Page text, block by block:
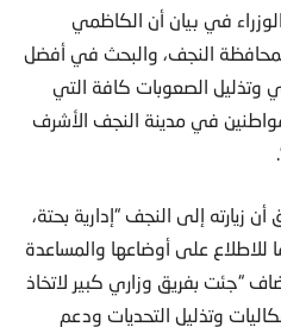
في بيان أن الكاظمي
لمحافظة النجف، والبحث في أفضل
وتذليل الصعوبات كافة التي
في مدينة النجف الأشرف
إلى النجف “إدارية بحتة،
على أوضاعها والمساعدة
“جئت بفريق وزاري كبير لاتخاذ
وتذليل التحديات ودعم